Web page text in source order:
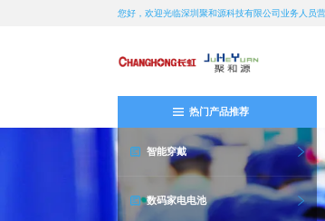
您好，欢迎光临深圳聚和源科技有限公司业务人员
热门产品推荐
智能穿戴
数码家电电池